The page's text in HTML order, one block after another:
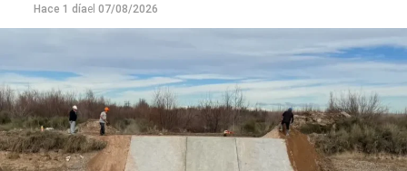
Hace 1 díael 07/08/2026